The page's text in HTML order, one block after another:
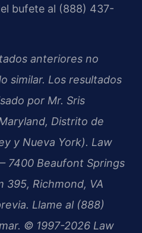
bufete al (888) 437-
anteriores no
similar. Los resultados
por Mr. Sris
Distrito de
y Nueva York). Law
7400 Beaufont Springs
395, Richmond, VA
Llame al (888)
© 1997-2026 Law